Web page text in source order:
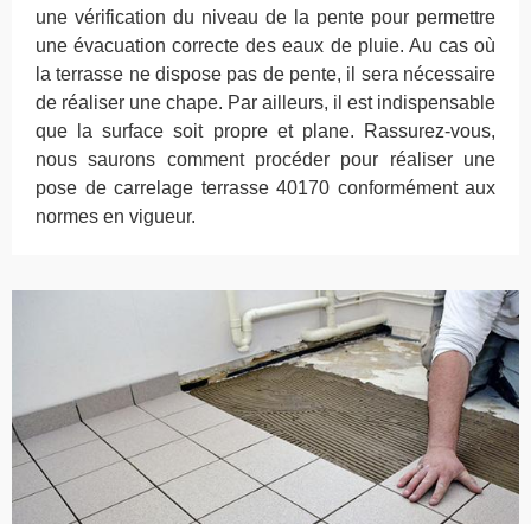
une vérification du niveau de la pente pour permettre
une évacuation correcte des eaux de pluie. Au cas où
la terrasse ne dispose pas de pente, il sera nécessaire
de réaliser une chape. Par ailleurs, il est indispensable
que la surface soit propre et plane. Rassurez-vous,
nous saurons comment procéder pour réaliser une
pose de carrelage terrasse 40170 conformément aux
normes en vigueur.